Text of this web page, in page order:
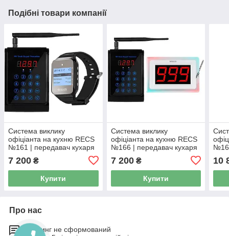
Подібні товари компанії
Система виклику
офіціанта на кухню RECS
№161 | передавач кухаря
7 200 ₴
Купити
Система виклику
офіціанта на кухню RECS
№166 | передавач кухаря
7 200₴
Купити
10
Про нас
Рейтинг не сформований